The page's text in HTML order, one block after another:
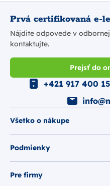
Prvá certifikovaná e-
Nájdite odpovede v
kontaktujte.
Prejsť do
Všetko o nákupe
Podmienky
Pre firmy
+421 917 400